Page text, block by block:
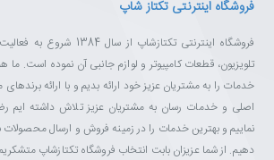
فروشگاه اینترنتی تکتاز شاپ
فروشگاه اینترنتی تکتازشاپ
تلویزیون، قطعات کامپیوتر و لوازم جانبی آن نموده است. ما
خدمات را به مشتریان عزیز خود ارائه بدیم و با ارائه
اصلی و خدمات رسان به مشتریان عزیز تلاش داشته ایم
نماییم و بهترین خدمات را در زمینه فروش و ارسال محصولات
دهیم. از شما عزیزان بابت انتخاب فروشگاه تکتازشاپ